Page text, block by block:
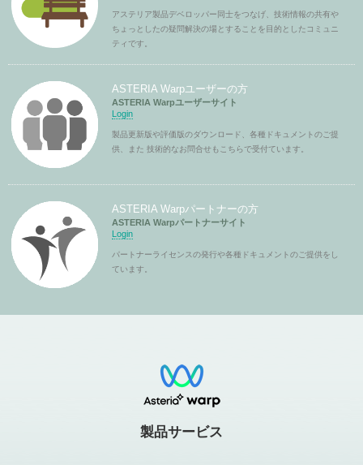
アステリア製品デベロッパー同士をつなげ、技術情報の共有や
ちょっとしたの疑問解決の場とすることを目的としたコミュニ
ティです。
ASTERIA Warpユーザーの方
ASTERIA Warpユーザーサイト
Login
製品更新版や評価版のダウンロード、各種ドキュメントのご提
供、また 技術的なお問合せもこちらで受付ています。
ASTERIA Warpパートナーの方
ASTERIA Warpパートナーサイト
Login
パートナーライセンスの発行や各種ドキュメントのご提供をし
ています。
製品サービス